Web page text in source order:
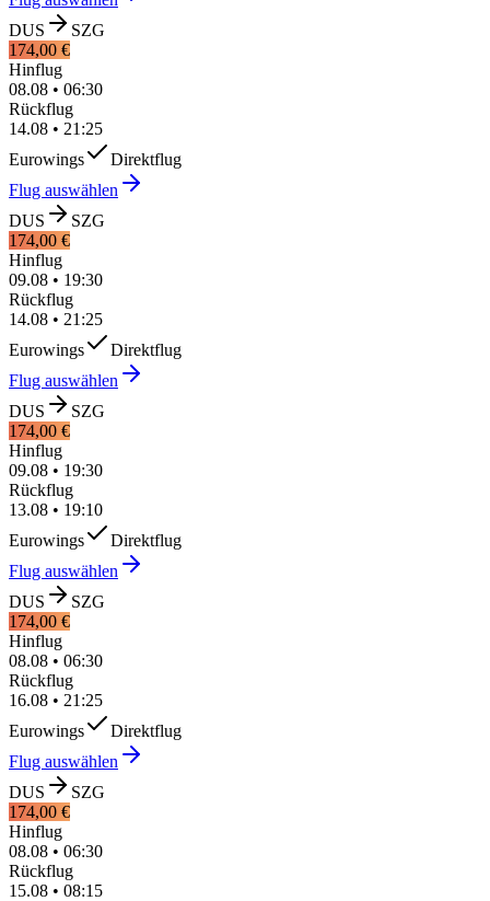
DUS
SZG
174,00 €
Hinflug
08.08 • 06:30
Rückflug
14.08 • 21:25
Eurowings
Direktflug
Flug auswählen
DUS
SZG
174,00 €
Hinflug
09.08 • 19:30
Rückflug
14.08 • 21:25
Eurowings
Direktflug
Flug auswählen
DUS
SZG
174,00 €
Hinflug
09.08 • 19:30
Rückflug
13.08 • 19:10
Eurowings
Direktflug
Flug auswählen
DUS
SZG
174,00 €
Hinflug
08.08 • 06:30
Rückflug
16.08 • 21:25
Eurowings
Direktflug
Flug auswählen
DUS
SZG
174,00 €
Hinflug
08.08 • 06:30
Rückflug
15.08 • 08:15